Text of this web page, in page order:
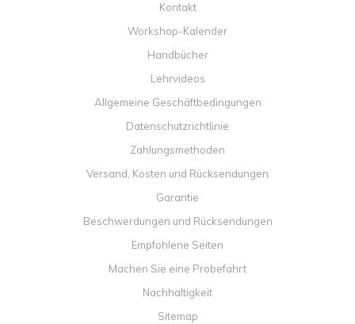
Kontakt
Workshop-Kalender
Handbücher
Lehrvideos
Allgemeine Geschäftbedingungen
Datenschutzrichtlinie
Zahlungsmethoden
Versand, Kosten und Rücksendungen
Garantie
Beschwerdungen und Rücksendungen
Empfohlene Seiten
Machen Sie eine Probefahrt
Nachhaltigkeit
Sitemap